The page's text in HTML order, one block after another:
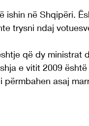
ishin në Shqipëri.
trysni ndaj
që dy ministrat
e vitit 2009 është
asaj